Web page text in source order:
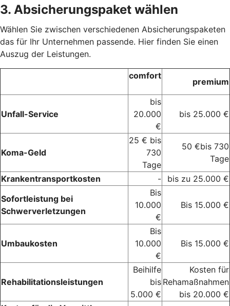
3. Absicherungspaket wählen
Wählen Sie zwischen verschiedenen Absicherungspaketen
das für Ihr Unternehmen passende. Hier finden Sie einen
Auszug der Leistungen.
comfort
premium
Unfall-Service
bis
20.000
€
bis 25.000 €
Koma-Geld
25 € bis
730
Tage
50 €bis 730
Tage
Krankentransportkosten
-
bis zu 25.000 €
Sofortleistung bei
Schwerverletzungen
Bis
10.000
€
Bis 15.000 €
Umbaukosten
Bis
10.000
€
Bis 15.000 €
Rehabilitationsleistungen
Beihilfe
bis
5.000 €
Kosten für
Rehamaßnahmen
bis 20.000 €